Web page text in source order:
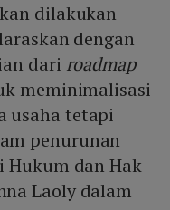
dilakukan
dengan
dari roadmap
meminimalisasi
usaha tetapi
penurunan
Hukum dan Hak
Laoly dalam